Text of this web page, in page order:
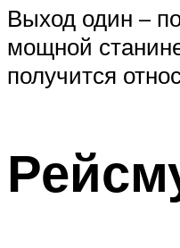
Выход один –
мощной
получится